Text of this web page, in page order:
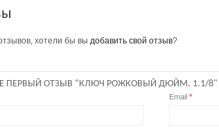
хотели бы вы добавить свой отзыв?
ПЕРВЫЙ ОТЗЫВ “КЛЮЧ РОЖКОВЫЙ ДЮЙМ. 1.1/8"
Email *